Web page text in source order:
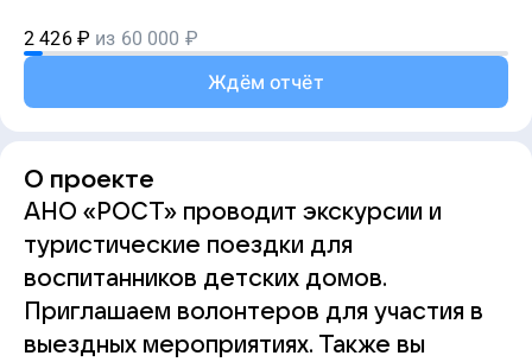
2 426 ₽ из 60 000 ₽
Ждём отчёт
О проекте
АНО «РОСТ» проводит экскурсии и
туристические поездки для
воспитанников детских домов.
Приглашаем волонтеров для участия в
выездных мероприятиях. Также вы